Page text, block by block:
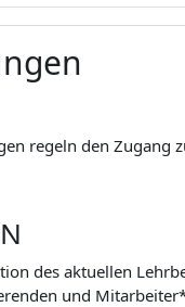
regeln den Zugang
des aktuellen
und